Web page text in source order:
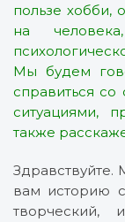
пользе хобби,
на
Мы будем
справиться
ситуациями,
также
Здравствуйте.
вам историю